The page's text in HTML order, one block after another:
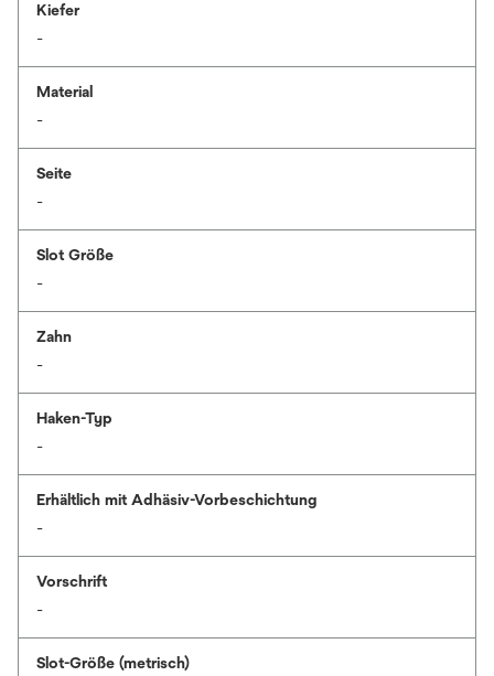
Kiefer
-
Material
-
Seite
-
Slot Größe
-
Zahn
-
Haken-Typ
-
Erhältlich mit Adhäsiv-Vorbeschichtung
-
Vorschrift
-
Slot-Größe (metrisch)